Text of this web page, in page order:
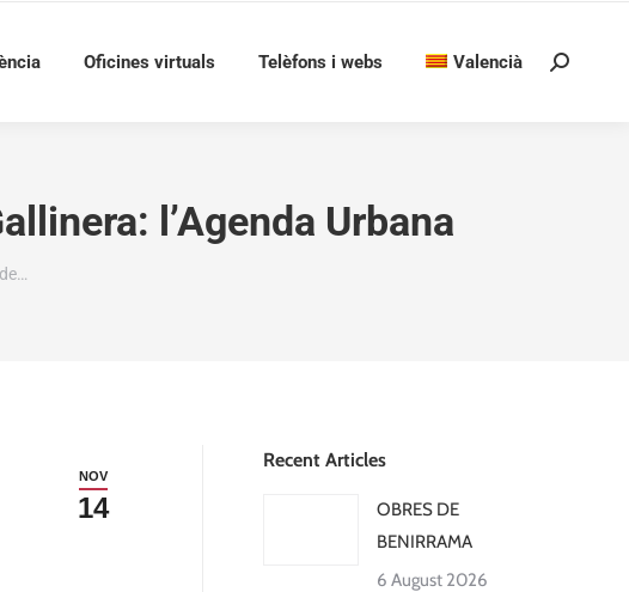
Oficines virtuals Telèfons i webs Valencià Search:
l’Agenda Urbana
NOV
14
Recent Articles
OBRES DE
BENIRRAMA
6 August 2026